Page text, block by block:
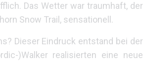
Das Wetter war traumhaft, der
Snow Trail, sensationell.
Dieser Eindruck entstand bei der
)Walker realisierten eine neue